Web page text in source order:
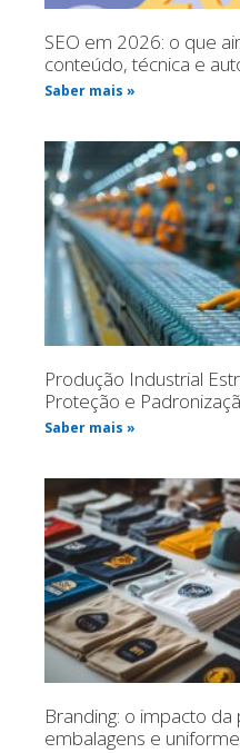
SEO em 2026: o que
conteúdo, técnica e
Saber mais »
Produção Industrial
Proteção e
Saber mais »
Branding: o impacto
embalagens e